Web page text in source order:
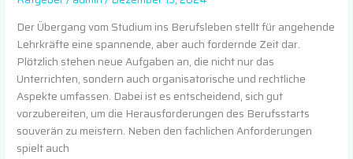
Der Übergang vom Studium ins Berufsleben stellt für angehende
Lehrkräfte eine spannende, aber auch fordernde Zeit dar.
Plötzlich stehen neue Aufgaben an, die nicht nur das
Unterrichten, sondern auch organisatorische und rechtliche
Aspekte umfassen. Dabei ist es entscheidend, sich gut
vorzubereiten, um die Herausforderungen des Berufsstarts
souverän zu meistern. Neben den fachlichen Anforderungen
spielt auch